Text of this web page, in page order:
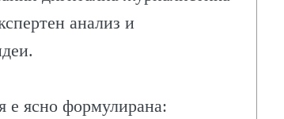
анализ и
е ясно формулирана: